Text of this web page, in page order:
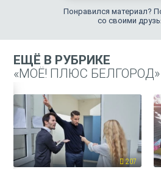
Понравился материал?
со своими
ЕЩЁ В РУБРИКЕ
«МОЁ! ПЛЮС БЕЛГОРОД»
207